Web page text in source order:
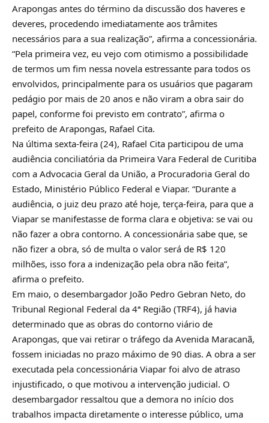
Arapongas antes do término da discussão dos haveres e
deveres, procedendo imediatamente aos trâmites
necessários para a sua realização”, afirma a concessionária.
“Pela primeira vez, eu vejo com otimismo a possibilidade
de termos um fim nessa novela estressante para todos os
envolvidos, principalmente para os usuários que pagaram
pedágio por mais de 20 anos e não viram a obra sair do
papel, conforme foi previsto em contrato”, afirma o
prefeito de Arapongas, Rafael Cita.
Na última sexta-feira (24), Rafael Cita participou de uma
audiência conciliatória da Primeira Vara Federal de Curitiba
com a Advocacia Geral da União, a Procuradoria Geral do
Estado, Ministério Público Federal e Viapar. “Durante a
audiência, o juiz deu prazo até hoje, terça-feira, para que a
Viapar se manifestasse de forma clara e objetiva: se vai ou
não fazer a obra contorno. A concessionária sabe que, se
não fizer a obra, só de multa o valor será de R$ 120
milhões, isso fora a indenização pela obra não feita”,
afirma o prefeito.
Em maio, o desembargador João Pedro Gebran Neto, do
Tribunal Regional Federal da 4ª Região (TRF4), já havia
determinado que as obras do contorno viário de
Arapongas, que vai retirar o tráfego da Avenida Maracanã,
fossem iniciadas no prazo máximo de 90 dias. A obra a ser
executada pela concessionária Viapar foi alvo de atraso
injustificado, o que motivou a intervenção judicial. O
desembargador ressaltou que a demora no início dos
trabalhos impacta diretamente o interesse público, uma